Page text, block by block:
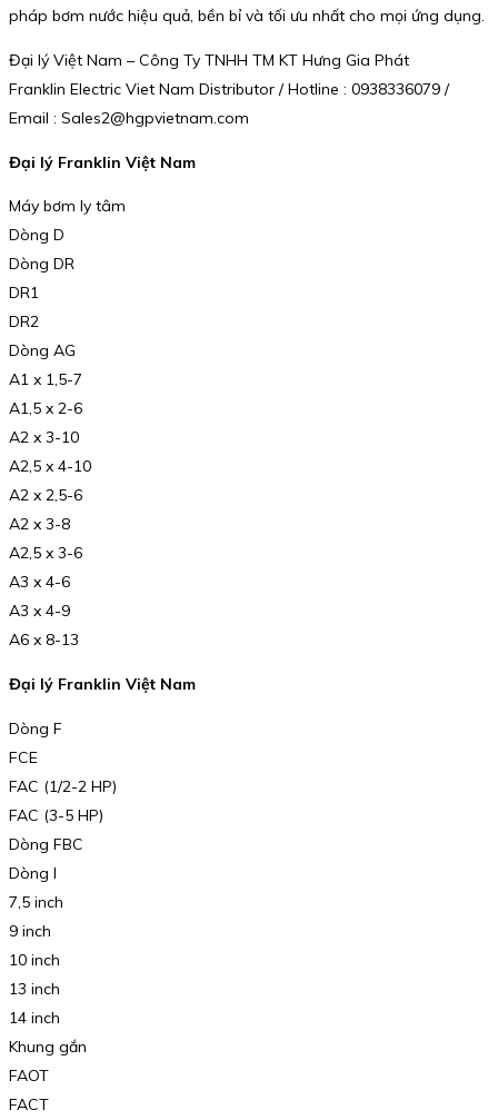
pháp bơm nước hiệu quả, bền bỉ và tối ưu nhất cho mọi ứng dụng.
Đại lý Việt Nam – Công Ty TNHH TM KT Hưng Gia Phát
Franklin Electric Viet Nam Distributor / Hotline : 0938336079 /
Email : Sales2@hgpvietnam.com
Đại lý Franklin Việt Nam
Máy bơm ly tâm
Dòng D
Dòng DR
DR1
DR2
Dòng AG
A1 x 1,5-7
A1,5 x 2-6
A2 x 3-10
A2,5 x 4-10
A2 x 2,5-6
A2 x 3-8
A2,5 x 3-6
A3 x 4-6
A3 x 4-9
A6 x 8-13
Đại lý Franklin Việt Nam
Dòng F
FCE
FAC (1/2-2 HP)
FAC (3-5 HP)
Dòng FBC
Dòng I
7,5 inch
9 inch
10 inch
13 inch
14 inch
Khung gắn
FAOT
FACT